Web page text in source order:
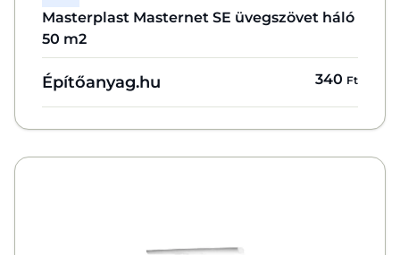
Masterplast Masternet SE üvegszövet háló
50 m2
Építőanyag.hu 340 Ft